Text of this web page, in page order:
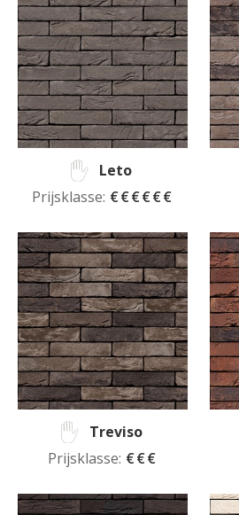
Leto
Prijsklasse: €€€€€€
Treviso
Prijsklasse: €€€